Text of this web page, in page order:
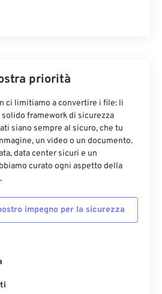
priorità
ci limitiamo a convertire i file: li
framework di sicurezza
siano sempre al sicuro, che tu
un video o un documento.
data center sicuri e un
curato ogni aspetto della
impegno per la sicurezza